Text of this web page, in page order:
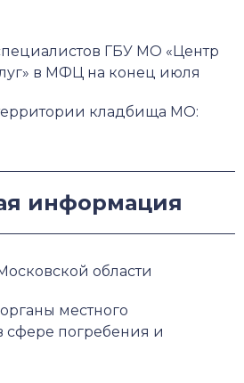
ГБУ МО «Центр
в МФЦ на конец июля
кладбища МО:
информация
области
местного
сфере погребения и